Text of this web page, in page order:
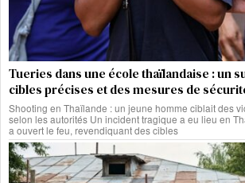
Tueries dans une école thaïlandaise : un
cibles précises et des mesures de
Shooting en Thaïlande : un jeune homme ciblait des
selon les autorités Un incident tragique a eu lieu en
a ouvert le feu, revendiquant des cibles